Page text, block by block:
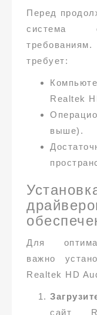
Перед
система
требует:
Realtek
выше).
Для
важно
Realtek HD
сайт